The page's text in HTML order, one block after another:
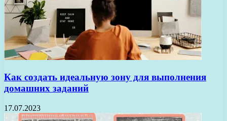
Как создать идеальную зону для выполнения
домашних заданий
17.07.2023